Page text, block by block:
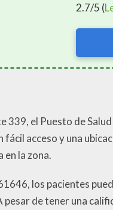
2.7/5 (
339, el Puesto de
acceso y una
en la zona.
los pacientes
de tener una